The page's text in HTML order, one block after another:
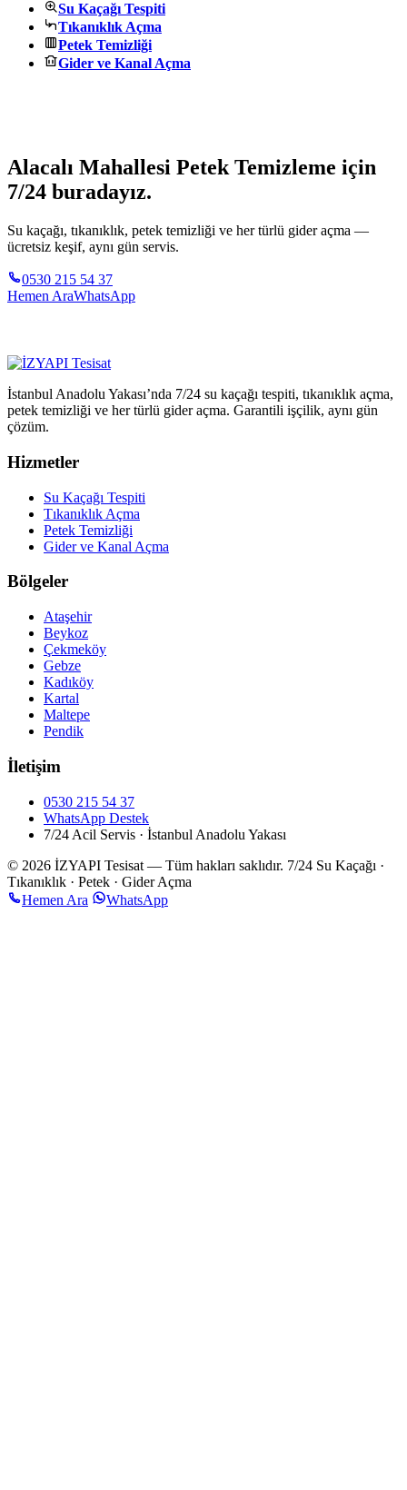
Su Kaçağı Tespiti
Tıkanıklık Açma
Petek Temizliği
Gider ve Kanal Açma
Alacalı Mahallesi Petek Temizleme için
7/24 buradayız.
Su kaçağı, tıkanıklık, petek temizliği ve her türlü gider açma —
ücretsiz keşif, aynı gün servis.
0530 215 54 37
Hemen AraWhatsApp
İstanbul Anadolu Yakası’nda 7/24 su kaçağı tespiti, tıkanıklık açma,
petek temizliği ve her türlü gider açma. Garantili işçilik, aynı gün
çözüm.
Hizmetler
Su Kaçağı Tespiti
Tıkanıklık Açma
Petek Temizliği
Gider ve Kanal Açma
Bölgeler
Ataşehir
Beykoz
Çekmeköy
Gebze
Kadıköy
Kartal
Maltepe
Pendik
İletişim
0530 215 54 37
WhatsApp Destek
7/24 Acil Servis · İstanbul Anadolu Yakası
© 2026 İZYAPI Tesisat — Tüm hakları saklıdır. 7/24 Su Kaçağı ·
Tıkanıklık · Petek · Gider Açma
Hemen Ara
WhatsApp